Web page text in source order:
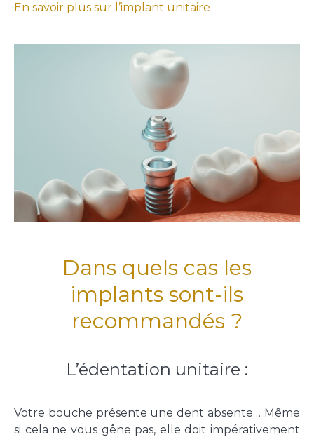
En savoir plus sur l’implant unitaire
Dans quels cas les
implants sont-ils
recommandés ?
L’édentation unitaire :
Votre bouche présente une dent absente… Même
si cela ne vous gêne pas, elle doit impérativement